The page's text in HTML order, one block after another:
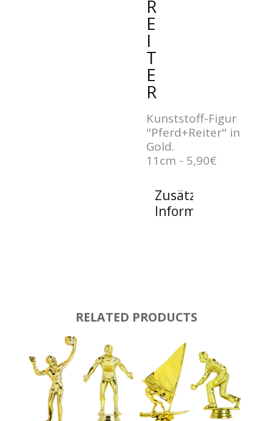
R
E
I
T
E
R
Kunststoff-Figur
"Pferd+Reiter" in
Gold.
11cm - 5,90€
Zusätzliche
Informationen
RELATED PRODUCTS